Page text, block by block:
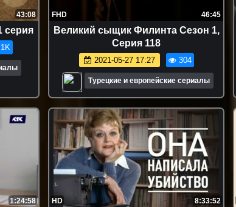
43:08
серия
FHD 46:45
Великий сыщик Филинта Сезон 1,
Серия 118
2021-05-27 17:27 304
Турецкие и европейские сериалы
1:24:58 HD 8:33:52